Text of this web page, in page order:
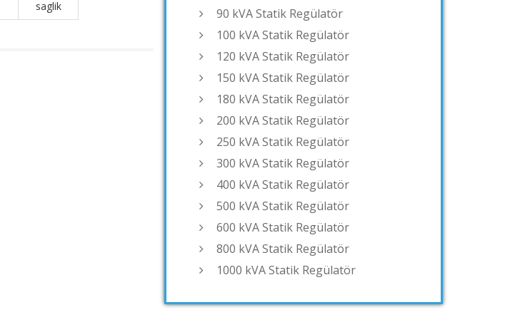
saglik
90 kVA Statik Regülatör
100 kVA Statik Regülatör
120 kVA Statik Regülatör
150 kVA Statik Regülatör
180 kVA Statik Regülatör
200 kVA Statik Regülatör
250 kVA Statik Regülatör
300 kVA Statik Regülatör
400 kVA Statik Regülatör
500 kVA Statik Regülatör
600 kVA Statik Regülatör
800 kVA Statik Regülatör
1000 kVA Statik Regülatör